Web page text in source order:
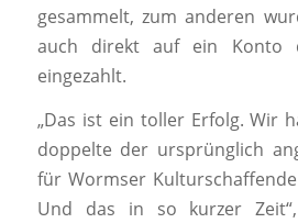
gesammelt, zum anderen
auch direkt auf ein Konto
eingezahlt.
„Das ist ein toller Erfolg. Wir
doppelte der ursprünglich
für Wormser
Und das in so kurzer